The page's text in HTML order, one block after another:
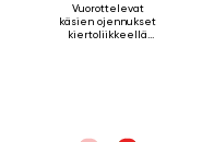
Vuorottelevat
käsien ojennukset
kiertoliikkeellä